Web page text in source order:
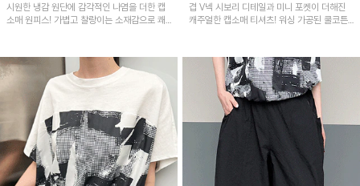
시원한 냉감 원단에 감각적인 나염을 더한 캡
소매 원피스! 가볍고 찰랑이는 소재감으로 쾌
겹 V넥 시보리 디테일과 미니 포켓이 더해진
캐주얼한 캡소매 티셔츠! 워싱 가공된 쿨코튼